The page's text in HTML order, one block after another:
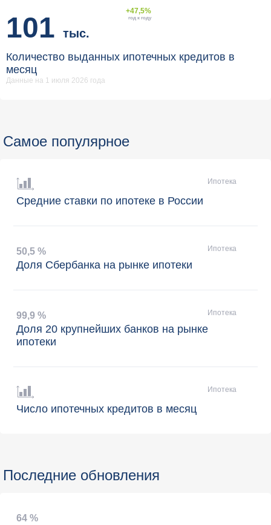
101 тыс.
+47,5%
год к году
Количество выданных ипотечных кредитов в
месяц
Данные на 1 июля 2026 года
Самое популярное
Ипотека
Средние ставки по ипотеке в России
50,5 % Ипотека
Доля Сбербанка на рынке ипотеки
99,9 % Ипотека
Доля 20 крупнейших банков на рынке
ипотеки
Ипотека
Число ипотечных кредитов в месяц
Последние обновления
64 %